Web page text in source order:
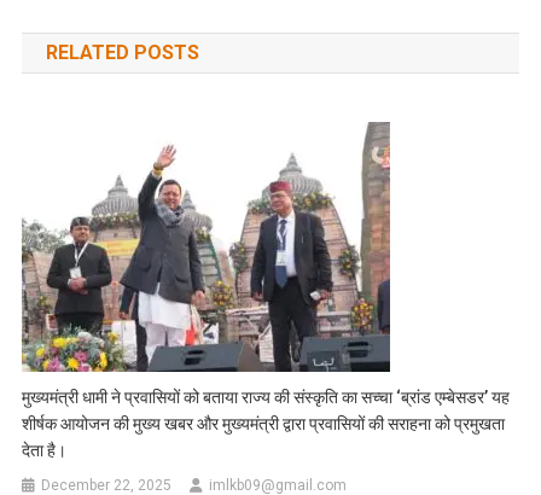
navigation
RELATED POSTS
मुख्यमंत्री धामी ने प्रवासियों को बताया राज्य की संस्कृति का सच्चा ‘ब्रांड एम्बेसडर’ यह
शीर्षक आयोजन की मुख्य खबर और मुख्यमंत्री द्वारा प्रवासियों की सराहना को प्रमुखता
देता है।
December 22, 2025 imlkb09@gmail.com